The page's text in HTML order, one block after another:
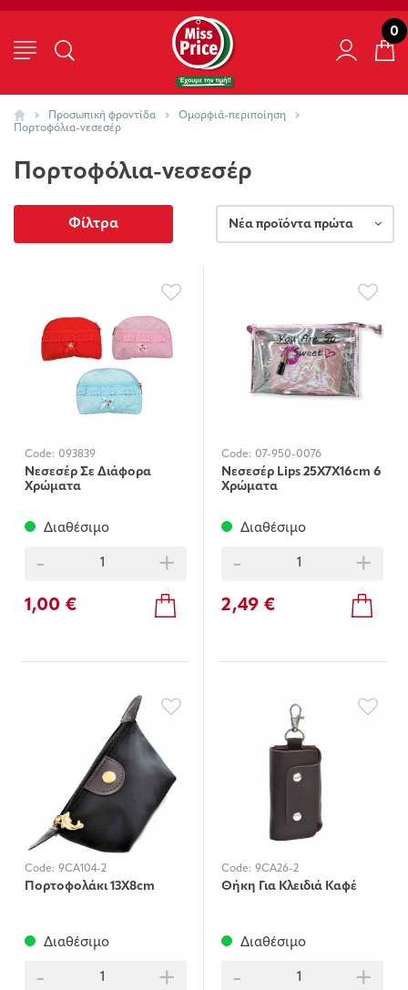
0
Προσωπική φροντίδα
Ομορφιά-περιποίηση
Πορτοφόλια-νεσεσέρ
Πορτοφόλια-νεσεσέρ
Φίλτρα Νέα προϊόντα πρώτα
Code: 093839
Νεσεσέρ Σε Διάφορα
Χρώματα
Διαθέσιμο
- +
1,00 €
Code: 07-950-0076
Νεσεσέρ Lips 25X7X16cm 6
Χρώματα
Διαθέσιμο
- +
2,49 €
Code: 9CA104-2
Πορτοφολάκι 13X8cm
Διαθέσιμο
- +
Code: 9CA26-2
Θήκη Για Κλειδιά Καφέ
Διαθέσιμο
- +